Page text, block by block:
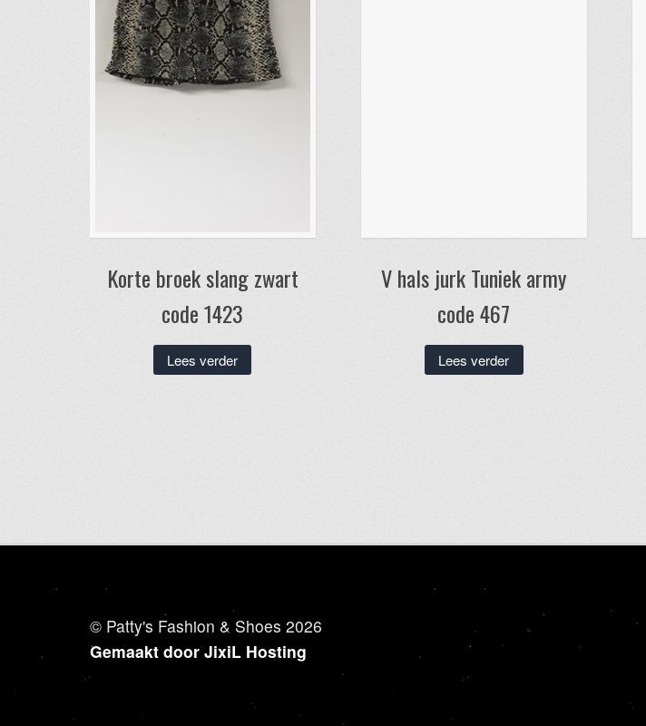
Korte broek slang zwart
code 1423
Lees verder
V hals jurk Tuniek army
code 467
Lees verder
© Patty's Fashion & Shoes 2026
Gemaakt door JixiL Hosting